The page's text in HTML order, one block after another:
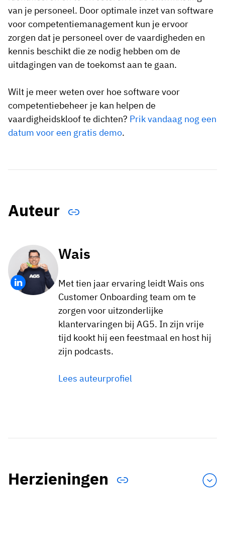
van je personeel. Door optimale inzet van software
voor competentiemanagement kun je ervoor
zorgen dat je personeel over de vaardigheden en
kennis beschikt die ze nodig hebben om de
uitdagingen van de toekomst aan te gaan.
Wilt je meer weten over hoe software voor
competentiebeheer je kan helpen de
vaardigheidskloof te dichten? Prik vandaag nog een
datum voor een gratis demo.
Auteur
Wais
Met tien jaar ervaring leidt Wais ons
Customer Onboarding team om te
zorgen voor uitzonderlijke
klantervaringen bij AG5. In zijn vrije
tijd kookt hij een feestmaal en host hij
zijn podcasts.
Lees auteurprofiel
Herzieningen